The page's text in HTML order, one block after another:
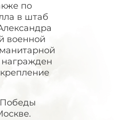
по
в штаб
военной